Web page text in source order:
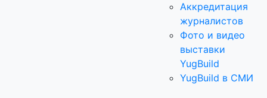
Аккредитация
журналистов
Фото и видео
выставки
YugBuild
YugBuild в СМИ